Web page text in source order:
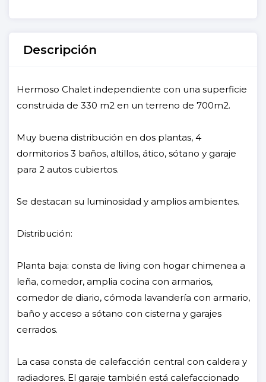
Descripción
Hermoso Chalet independiente con una superficie
construida de 330 m2 en un terreno de 700m2.
Muy buena distribución en dos plantas, 4
dormitorios 3 baños, altillos, ático, sótano y garaje
para 2 autos cubiertos.
Se destacan su luminosidad y amplios ambientes.
Distribución:
Planta baja: consta de living con hogar chimenea a
leña, comedor, amplia cocina con armarios,
comedor de diario, cómoda lavandería con armario,
baño y acceso a sótano con cisterna y garajes
cerrados.
La casa consta de calefacción central con caldera y
radiadores. El garaje también está calefaccionado